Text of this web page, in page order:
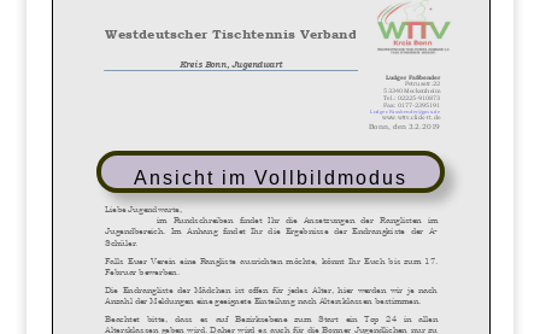
Ansicht im Vollbildmodus